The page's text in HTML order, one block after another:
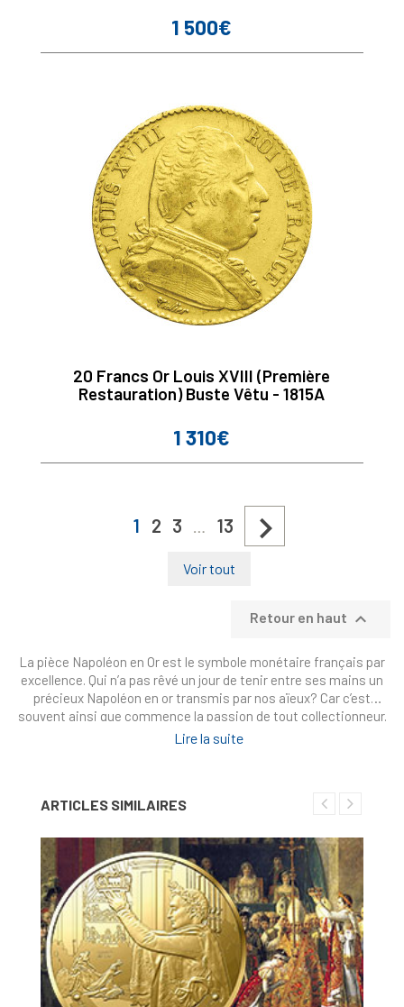
Prix
1 500€
20 Francs Or Louis XVIII (Première
Restauration) Buste Vêtu - 1815A
Prix
1 310€
1 2 3 … 13 
Voir tout
Retour en haut 
La pièce Napoléon en Or est le symbole monétaire français par
excellence. Qui n’a pas rêvé un jour de tenir entre ses mains un
précieux Napoléon en or transmis par nos aïeux? Car c’est
souvent ainsi que commence la passion de tout collectionneur.
Monnaie d’un prestige incomparable, le Napoléon incarne plus de
nos pièces sont millésimées et en qualité SUP (Superbe)ou TTB.
Compte tenu de la fluctuation des cours de l’Or, les prix sont
susceptibles de varier à tout moment.
Lire la suite
ARTICLES SIMILAIRES